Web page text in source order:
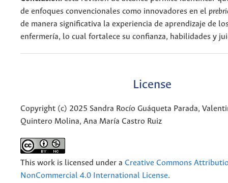
de enfoques convencionales como innovadores en el
de manera significativa la experiencia de aprendizaje de
enfermería, lo cual fortalece su confianza, habilidades y
License
Copyright (c) 2025 Sandra Rocío Guáqueta Parada,
Quintero Molina, Ana María Castro Ruiz
This work is licensed under a Creative Commons
NonCommercial 4.0 International License.